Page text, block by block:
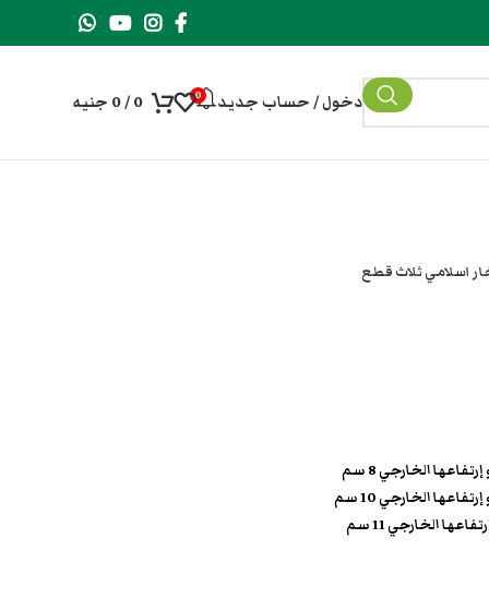
دخول / حساب جديد 0
0
/
0 جنيه
اسلامي ثلاث قطع